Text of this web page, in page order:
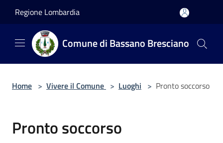
Regione Lombardia
Comune di Bassano Bresciano
Home > Vivere il Comune > Luoghi > Pronto soccorso
Pronto soccorso